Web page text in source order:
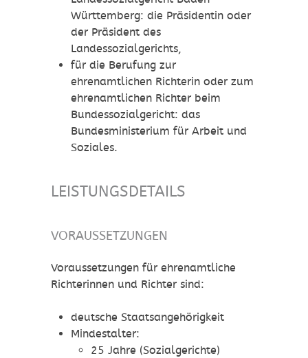
Württemberg: die Präsidentin oder
der Präsident des
Landessozialgerichts,
für die Berufung zur
ehrenamtlichen Richterin oder zum
ehrenamtlichen Richter beim
Bundessozialgericht: das
Bundesministerium für Arbeit und
Soziales.
LEISTUNGSDETAILS
VORAUSSETZUNGEN
Voraussetzungen für ehrenamtliche
Richterinnen und Richter sind:
deutsche Staatsangehörigkeit
Mindestalter:
25 Jahre (Sozialgerichte)